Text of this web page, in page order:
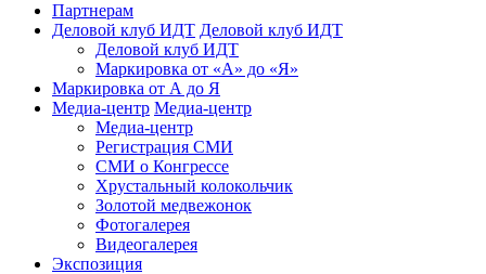
Партнерам
Деловой клуб ИДТ Деловой клуб ИДТ
Деловой клуб ИДТ
Маркировка от «А» до «Я»
Маркировка от А до Я
Медиа-центр Медиа-центр
Медиа-центр
Регистрация СМИ
СМИ о Конгрессе
Хрустальный колокольчик
Золотой медвежонок
Фотогалерея
Видеогалерея
Экспозиция